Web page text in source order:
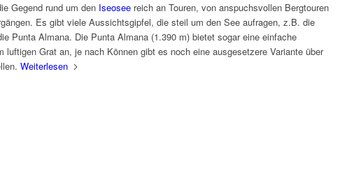
Gegend rund um den Iseosee reich an Touren, von anspuchsvollen Bergtouren
Es gibt viele Aussichtsgipfel, die steil um den See aufragen, z.B. die
Punta Almana. Die Punta Almana (1.390 m) bietet sogar eine einfache
luftigen Grat an, je nach Können gibt es noch eine ausgesetzere Variante über
Weiterlesen